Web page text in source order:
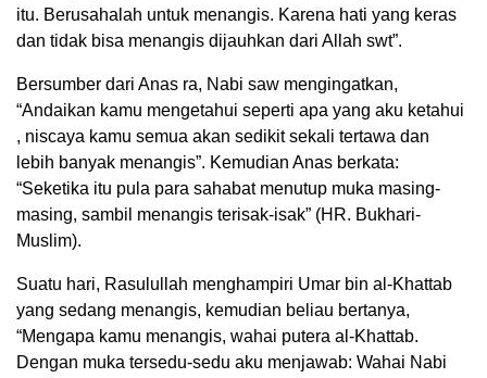
itu. Berusahalah untuk menangis. Karena hati yang keras
dan tidak bisa menangis dijauhkan dari Allah swt”.
Bersumber dari Anas ra, Nabi saw mengingatkan,
“Andaikan kamu mengetahui seperti apa yang aku ketahui
, niscaya kamu semua akan sedikit sekali tertawa dan
lebih banyak menangis”. Kemudian Anas berkata:
“Seketika itu pula para sahabat menutup muka masing-
masing, sambil menangis terisak-isak” (HR. Bukhari-
Muslim).
Suatu hari, Rasulullah menghampiri Umar bin al-Khattab
yang sedang menangis, kemudian beliau bertanya,
“Mengapa kamu menangis, wahai putera al-Khattab.
Dengan muka tersedu-sedu aku menjawab: Wahai Nabi